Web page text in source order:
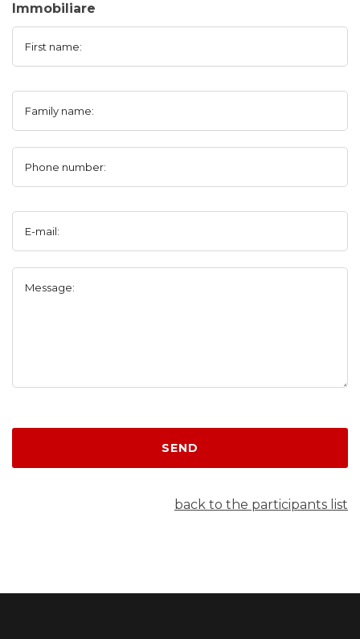
Immobiliare
First name:
Family name:
Phone number:
E-mail:
Message:
SEND
back to the participants list